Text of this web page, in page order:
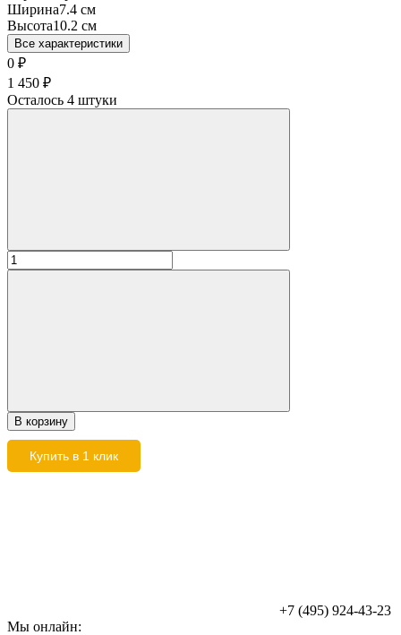
Ширина7.4 см
Высота10.2 см
Все характеристики
0 ₽
1 450 ₽
Осталось 4 штуки
В корзину
Купить в 1 клик
+7 (495) 924-43-23
Мы онлайн: